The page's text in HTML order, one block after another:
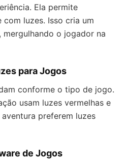
Ela permite
luzes. Isso cria um
o jogador na
para Jogos
conforme o tipo de jogo.
usam luzes vermelhas e
preferem luzes
de Jogos